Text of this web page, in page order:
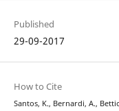
Published
29-09-2017
How to Cite
Santos, K., Bernardi, A.,